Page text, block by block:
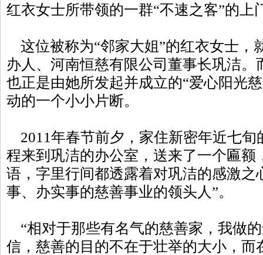
红衣女士所带领的一群“不速之客”的上
这位被称为“邻家大姐”的红衣女士，
办人、河南恒慈有限公司董事长巩洁
也正是由她所发起并成立的“爱心阳光
动的一个小小片断。
2011年春节前夕，家住新密年近七旬
程来到巩洁的办公室，送来了一个匾额
语，字里行间都透露着对巩洁的感激之
事、办实事的慈善事业的领头人”。
“相对于那些有名气的慈善家，我做
信，慈善的目的不在于壮举的大小，而